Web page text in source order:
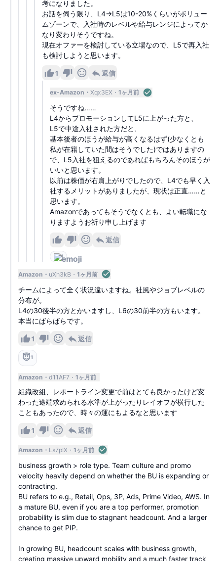
考になりました。
お話を伺う限り、L4→L5は10-20%くらいがボリュー
ムゾーンで、入社時のレベルや給与レンジによってか
なり変わりそうですね。
現在オファーを検討している立場なので、L5で再入社
も検討しようと思います。
1 返信
ex-Amazon Xqx3EX 1ヶ月前
そうですね……
L4からプロモーションしてL5に上がった方と、
L5で中途入社された方だと、
基本後者のほうが給与が高くなるはず(少なくとも
私が在籍していた間はそうでした)ではありますの
で、L5入社を狙えるのであればもちろんそのほうが
いいと思います。
以前は株価が右肩上がりでしたので、L4でも早く入
社するメリットがありましたが、現状は正直……と
思います。
Amazonであってもそうでなくとも、よい転職にな
りますようお祈り申し上げます
返信
1
Amazon uXh3kB 1ヶ月前
チームによって全く状況違いますね。社風やジョブレベルの
分布が。
L4の30後半の方とかいますし、L6の30前半の方もいます。
本当にばらばらです。
1 返信
😇1
Amazon d11AF7 1ヶ月前
組織改組、レポートライン変更で前はとても良かったけど変
わった途端求められる水準が上がったりレイオフが横行した
こともあったので、時々の運にもよるなと思います
1 返信
Amazon Ls7pIX 1ヶ月前
business growth > role type. Team culture and promo
velocity heavily depend on whether the BU is expanding or
contracting.
BU refers to e.g., Retail, Ops, 3P, Ads, Prime Video, AWS. In
a mature BU, even if you are a top performer, promotion
probability is slim due to stagnant headcount. And a larger
chance to get PIP.
In growing BU, headcount scales with business growth,
creating massive upward mobility and a much faster track